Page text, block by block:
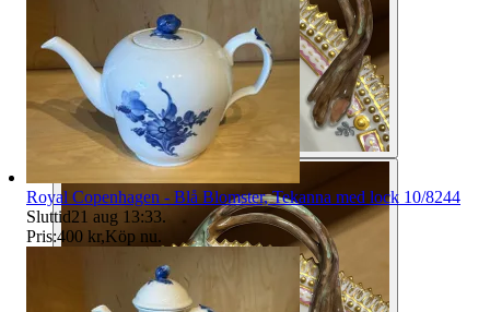
Royal Copenhagen - Blå Blomster, Tekanna med lock 10/8244
Sluttid21 aug 13:33.
Pris:400 kr,Köp nu.